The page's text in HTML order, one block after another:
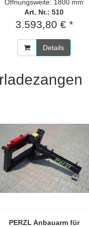
Öffnungsweite: 1800 mm
Art. Nr.: 510
3.593,80 € *
Details
PERZL Anbauarm für